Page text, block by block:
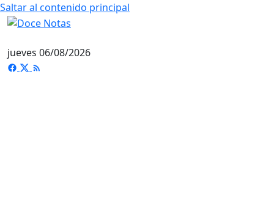
Saltar al contenido principal
jueves 06/08/2026